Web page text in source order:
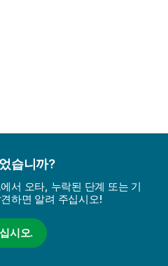
습니까?
서 오타, 누락된 단계 또는 기
하면 알려 주십시오!
시오.